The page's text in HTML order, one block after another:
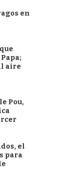
en
aire
Pou,
el
para